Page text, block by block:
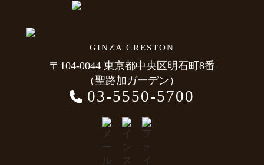
GINZA CRESTON
〒104-0044 東京都中央区明石町8番
（聖路加ガーデン）
03-5550-5700